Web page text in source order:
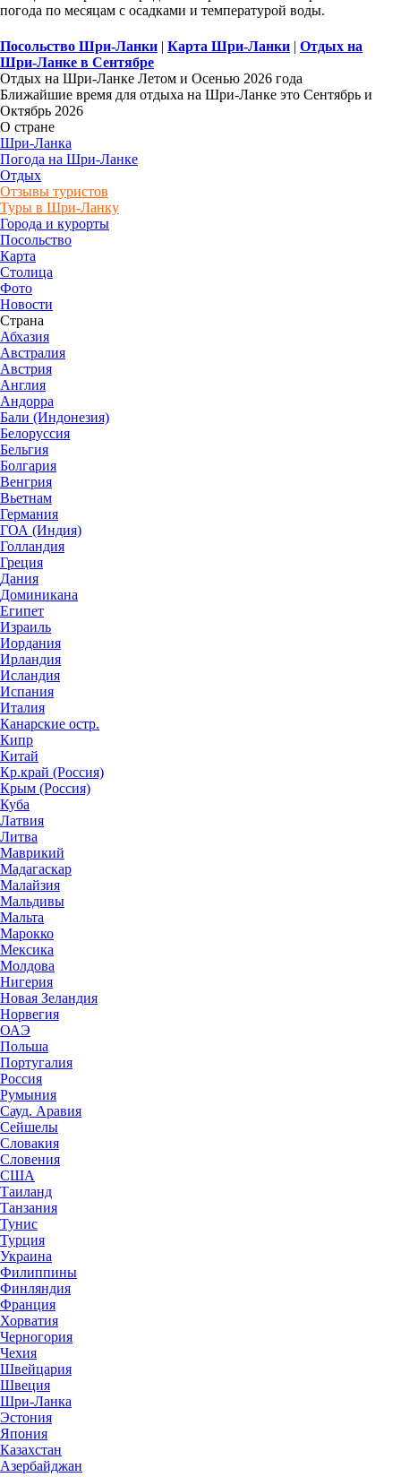
погода по месяцам с осадками и температурой воды.
Посольство Шри-Ланки | Карта Шри-Ланки | Отдых на
Шри-Ланке в Сентябре
Отдых на Шри-Ланке Летом и Осенью 2026 года
Ближайшие время для отдыха на Шри-Ланке это Сентябрь и
Октябрь 2026
О стране
Шри-Ланка
Погода на Шри-Ланке
Отдых
Отзывы туристов
Туры в Шри-Ланку
Города и курорты
Посольство
Карта
Столица
Фото
Новости
Страна
Абхазия
Австралия
Австрия
Англия
Андорра
Бали (Индонезия)
Белоруссия
Бельгия
Болгария
Венгрия
Вьетнам
Германия
ГОА (Индия)
Голландия
Греция
Дания
Доминикана
Египет
Израиль
Иордания
Ирландия
Исландия
Испания
Италия
Канарские остр.
Кипр
Китай
Кр.край (Россия)
Крым (Россия)
Куба
Латвия
Литва
Маврикий
Мадагаскар
Малайзия
Мальдивы
Мальта
Марокко
Мексика
Молдова
Нигерия
Новая Зеландия
Норвегия
ОАЭ
Польша
Португалия
Россия
Румыния
Сауд. Аравия
Сейшелы
Словакия
Словения
США
Таиланд
Танзания
Тунис
Турция
Украина
Филиппины
Финляндия
Франция
Хорватия
Черногория
Чехия
Швейцария
Швеция
Шри-Ланка
Эстония
Япония
Казахстан
Азербайджан